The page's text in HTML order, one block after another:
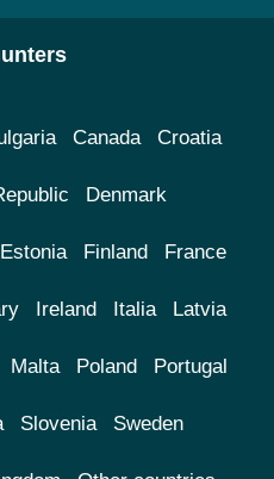
Canada Croatia
Denmark
Estonia Finland France
Ireland Italia Latvia
Malta Poland Portugal
Slovenia Sweden